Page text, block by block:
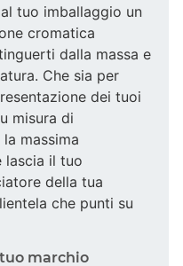
tuo imballaggio un
cromatica
dalla massa e
Che sia per
dei tuoi
misura di
massima
lascia il tuo
della tua
che punti su
marchio